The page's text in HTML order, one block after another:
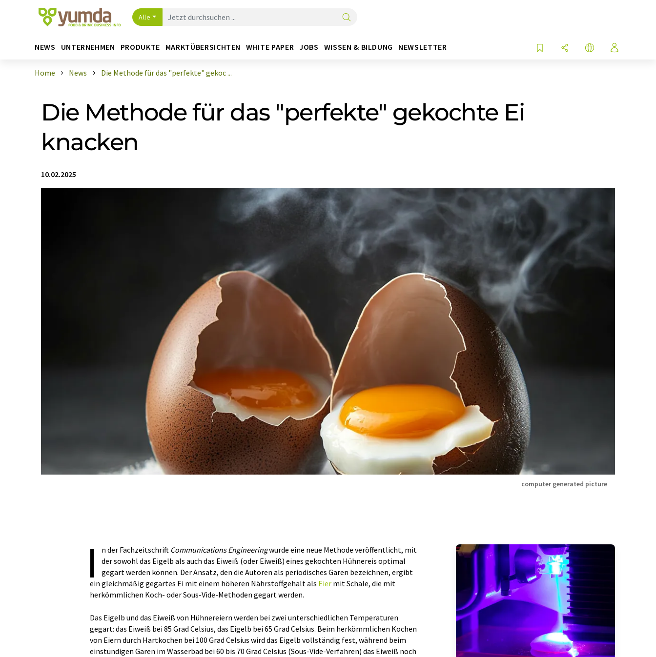
Alle
NEWS UNTERNEHMEN PRODUKTE MARKTÜBERSICHTEN WHITE PAPER JOBS WISSEN & BILDUNG NEWSLETTER
Home News Die Methode für das "perfekte" gekoc ...
Die Methode für das "perfekte" gekochte Ei
knacken
10.02.2025
computer generated picture
I n der Fachzeitschrift Communications Engineeringwurde eine neue Methode veröffentlicht, mit
der sowohl das Eigelb als auch das Eiweiß (oder Eiweiß) eines gekochten Hühnereis optimal
gegart werden können. Der Ansatz, den die Autoren als periodisches Garen bezeichnen, ergibt
ein gleichmäßig gegartes Ei mit einem höheren Nährstoffgehalt als Eier mit Schale, die mit
herkömmlichen Koch- oder Sous-Vide-Methoden gegart werden.
Das Eigelb und das Eiweiß von Hühnereiern werden bei zwei unterschiedlichen Temperaturen
gegart: das Eiweiß bei 85 Grad Celsius, das Eigelb bei 65 Grad Celsius. Beim herkömmlichen Kochen
von Eiern durch Hartkochen bei 100 Grad Celsius wird das Eigelb vollständig fest, während beim
einstündigen Garen im Wasserbad bei 60 bis 70 Grad Celsius (Sous-Vide-Verfahren) das Eiweiß noch